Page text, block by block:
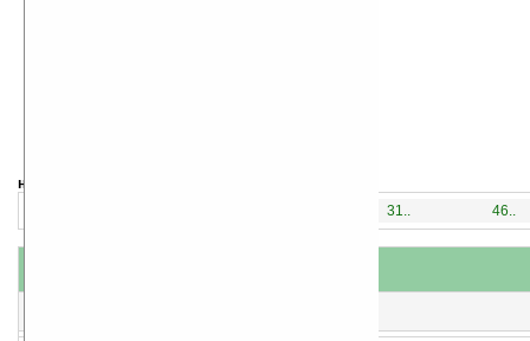
навигация:
31.. 46..